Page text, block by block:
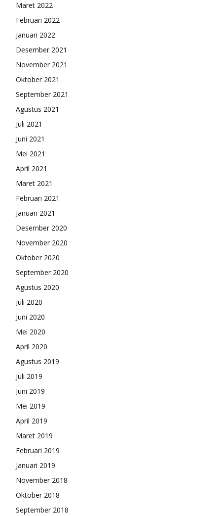
Maret 2022
Februari 2022
Januari 2022
Desember 2021
November 2021
Oktober 2021
September 2021
Agustus 2021
Juli 2021
Juni 2021
Mei 2021
April 2021
Maret 2021
Februari 2021
Januari 2021
Desember 2020
November 2020
Oktober 2020
September 2020
Agustus 2020
Juli 2020
Juni 2020
Mei 2020
April 2020
Agustus 2019
Juli 2019
Juni 2019
Mei 2019
April 2019
Maret 2019
Februari 2019
Januari 2019
November 2018
Oktober 2018
September 2018